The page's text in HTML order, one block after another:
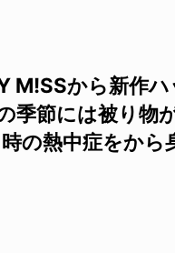
M!SSから新作ハ
節には被り物
の熱中症をから